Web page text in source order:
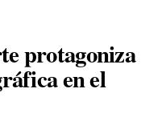
protagoniza
en el